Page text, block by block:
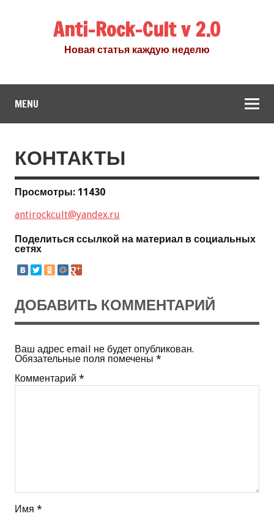
Anti-Rock-Cult v 2.0
Новая статья каждую неделю
MENU
КОНТАКТЫ
Просмотры: 11430
antirockcult@yandex.ru
Поделиться ссылкой на материал в социальных
сетях
ДОБАВИТЬ КОММЕНТАРИЙ
Ваш адрес email не будет опубликован.
Обязательные поля помечены *
Комментарий *
Имя *